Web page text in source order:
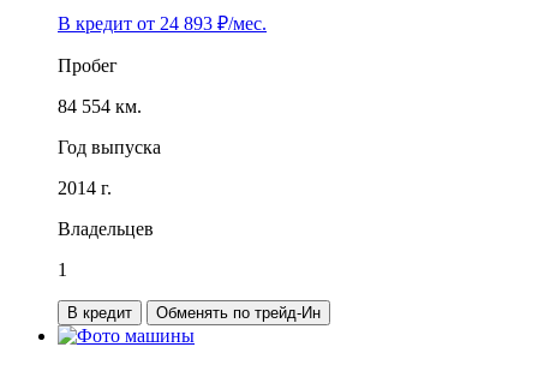
В кредит от 24 893 ₽/мес.
Пробег
84 554 км.
Год выпуска
2014 г.
Владельцев
1
В кредит Обменять по трейд-Ин